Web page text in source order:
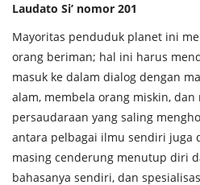
Laudato Si’ nomor 201
Mayoritas penduduk planet ini
orang beriman; hal ini harus
masuk ke dalam dialog dengan
alam, membela orang miskin,
persaudaraan yang saling
antara pelbagai ilmu sendiri juga
masing cenderung menutup diri
bahasanya sendiri, dan